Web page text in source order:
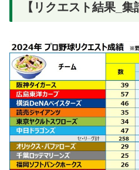
【リクエスト結果_集